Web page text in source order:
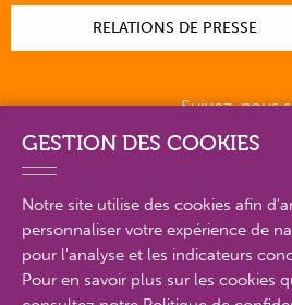
RELATIONS DE PRESSE
Suivez-nous
PLAN DU SITE EN DÉTAIL
GESTION DES COOKIES
Notre site utilise des cookies afin
personnaliser votre expérience de
pour l'analyse et les indicateurs
Pour en savoir plus sur les cookies